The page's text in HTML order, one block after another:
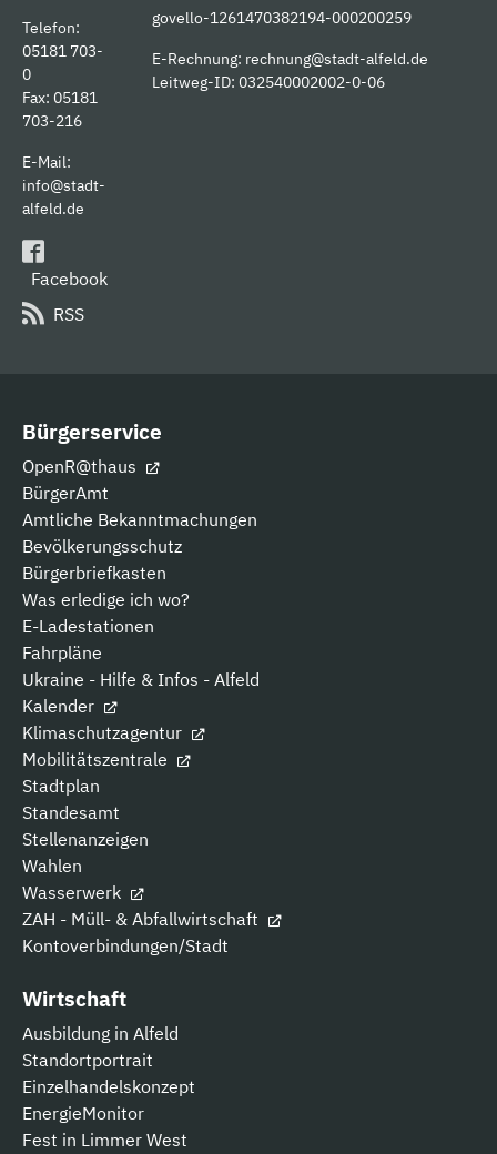
Telefon:
05181 703-
0
Fax: 05181
703-216
E-Mail:
info@stadt-
alfeld.de
Facebook
RSS
govello-1261470382194-000200259
E-Rechnung: rechnung@stadt-alfeld.de
Leitweg-ID: 032540002002-0-06
Bürgerservice
OpenR@thaus
BürgerAmt
Amtliche Bekanntmachungen
Bevölkerungsschutz
Bürgerbriefkasten
Was erledige ich wo?
E-Ladestationen
Fahrpläne
Ukraine - Hilfe & Infos - Alfeld
Kalender
Klimaschutzagentur
Mobilitätszentrale
Stadtplan
Standesamt
Stellenanzeigen
Wahlen
Wasserwerk
ZAH - Müll- & Abfallwirtschaft
Kontoverbindungen/Stadt
Wirtschaft
Ausbildung in Alfeld
Standortportrait
Einzelhandelskonzept
EnergieMonitor
Fest in Limmer West